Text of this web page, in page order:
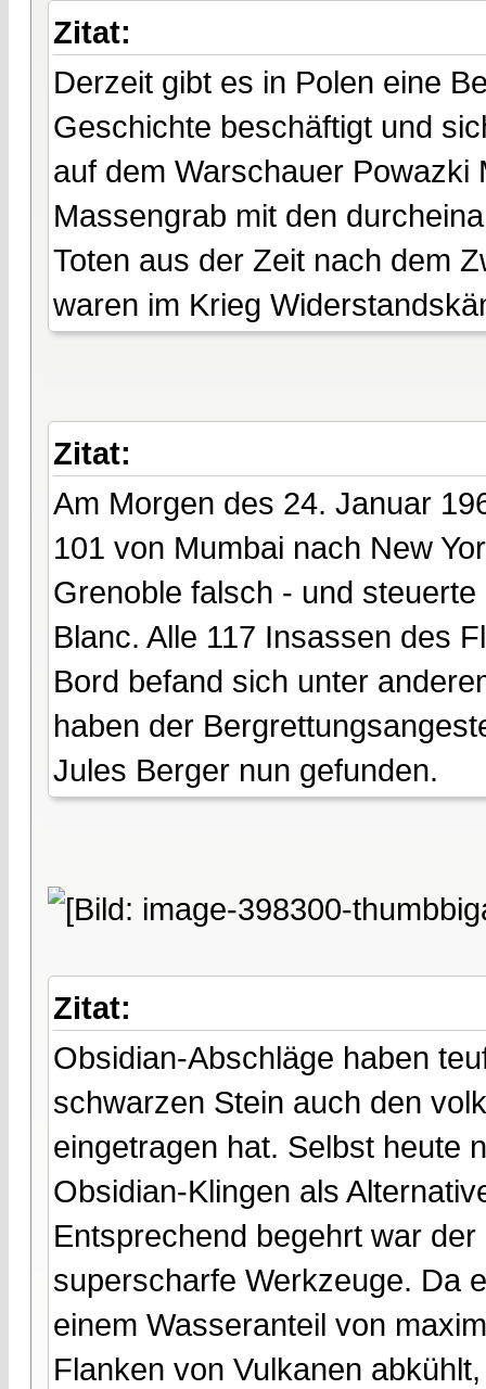
Zitat:
Derzeit gibt es in Polen eine
Geschichte beschäftigt und
auf dem Warschauer Powazki
Massengrab mit den
Toten aus der Zeit nach dem
waren im Krieg
Zitat:
Am Morgen des 24. Januar
101 von Mumbai nach New
Grenoble falsch - und
Blanc. Alle 117 Insassen des
Bord befand sich unter
haben der
Jules Berger nun gefunden.
Zitat:
Obsidian-Abschläge haben
schwarzen Stein auch den
eingetragen hat. Selbst heute
Obsidian-Klingen als
Entsprechend begehrt war
superscharfe Werkzeuge. Da
einem Wasseranteil von
Flanken von Vulkanen